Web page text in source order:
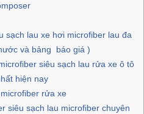
sạch lau xe hơi microfiber lau đa
và bảng báo giá )
siêu sạch lau rửa xe ô tô
hiện nay
rửa xe
siêu sạch lau microfiber chuyên